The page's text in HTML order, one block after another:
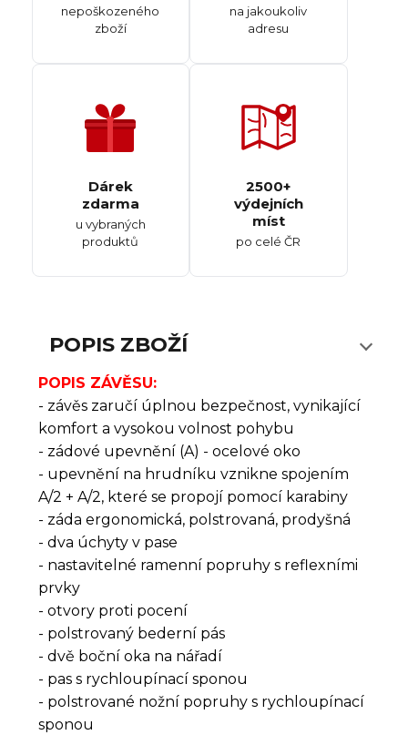
nepoškozeného
zboží
na jakoukoliv
adresu
Dárek
zdarma
u vybraných
produktů
2500+
výdejních
míst
po celé ČR
POPIS ZBOŽÍ
POPIS ZÁVĚSU:
- závěs zaručí úplnou bezpečnost, vynikající
komfort a vysokou volnost pohybu
- zádové upevnění (A) - ocelové oko
- upevnění na hrudníku vznikne spojením
A/2 + A/2, které se propojí pomocí karabiny
- záda ergonomická, polstrovaná, prodyšná
- dva úchyty v pase
- nastavitelné ramenní popruhy s reflexními
prvky
- otvory proti pocení
- polstrovaný bederní pás
- dvě boční oka na nářadí
- pas s rychloupínací sponou
- polstrované nožní popruhy s rychloupínací
sponou